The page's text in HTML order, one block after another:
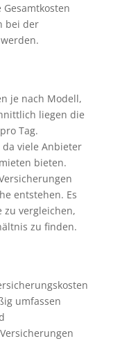
bei der
je nach Modell,
liegen die
Tag.
viele Anbieter
bieten.
entstehen. Es
zu vergleichen,
zu finden.
umfassen